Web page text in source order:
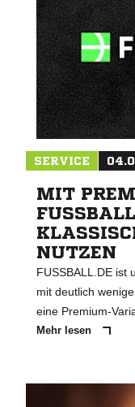
SERVICE
MIT
NUTZEN
FUSSBALL.DE ist
mit deutlich
eine Premium-
Mehr lesen